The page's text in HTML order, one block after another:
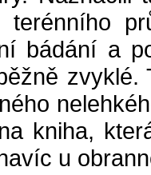
terénního
bádání a
zvyklé.
kniha,
u